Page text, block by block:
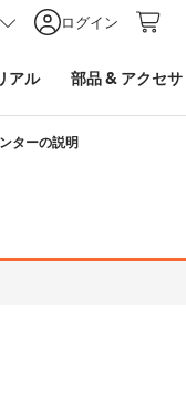
ログイン
アル 部品& アクセ
ターの説明